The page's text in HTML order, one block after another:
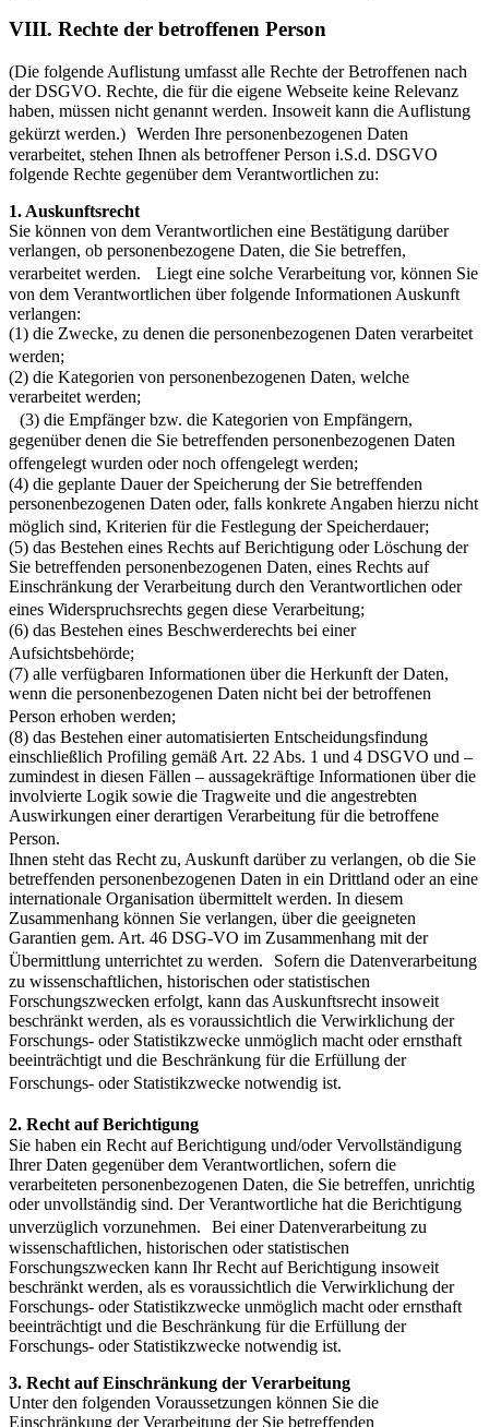
VIII. Rechte der betroffenen Person
(Die folgende Auflistung umfasst alle Rechte der Betroffenen nach
der DSGVO. Rechte, die für die eigene Webseite keine Relevanz
haben, müssen nicht genannt werden. Insoweit kann die Auflistung
gekürzt werden.) Werden Ihre personenbezogenen Daten
verarbeitet, stehen Ihnen als betroffener Person i.S.d. DSGVO
folgende Rechte gegenüber dem Verantwortlichen zu:
1. Auskunftsrecht
Sie können von dem Verantwortlichen eine Bestätigung darüber
verlangen, ob personenbezogene Daten, die Sie betreffen,
verarbeitet werden. Liegt eine solche Verarbeitung vor, können Sie
von dem Verantwortlichen über folgende Informationen Auskunft
verlangen:
(1) die Zwecke, zu denen die personenbezogenen Daten verarbeitet
werden;
(2) die Kategorien von personenbezogenen Daten, welche
verarbeitet werden;
(3) die Empfänger bzw. die Kategorien von Empfängern,
gegenüber denen die Sie betreffenden personenbezogenen Daten
offengelegt wurden oder noch offengelegt werden;
(4) die geplante Dauer der Speicherung der Sie betreffenden
personenbezogenen Daten oder, falls konkrete Angaben hierzu nicht
möglich sind, Kriterien für die Festlegung der Speicherdauer;
(5) das Bestehen eines Rechts auf Berichtigung oder Löschung der
Sie betreffenden personenbezogenen Daten, eines Rechts auf
Einschränkung der Verarbeitung durch den Verantwortlichen oder
eines Widerspruchsrechts gegen diese Verarbeitung;
(6) das Bestehen eines Beschwerderechts bei einer
Aufsichtsbehörde;
(7) alle verfügbaren Informationen über die Herkunft der Daten,
wenn die personenbezogenen Daten nicht bei der betroffenen
Person erhoben werden;
(8) das Bestehen einer automatisierten Entscheidungsfindung
einschließlich Profiling gemäß Art. 22 Abs. 1 und 4 DSGVO und –
zumindest in diesen Fällen – aussagekräftige Informationen über die
involvierte Logik sowie die Tragweite und die angestrebten
Auswirkungen einer derartigen Verarbeitung für die betroffene
Person.
Ihnen steht das Recht zu, Auskunft darüber zu verlangen, ob die Sie
betreffenden personenbezogenen Daten in ein Drittland oder an eine
internationale Organisation übermittelt werden. In diesem
Zusammenhang können Sie verlangen, über die geeigneten
Garantien gem. Art. 46 DSG-VO im Zusammenhang mit der
Übermittlung unterrichtet zu werden. Sofern die Datenverarbeitung
zu wissenschaftlichen, historischen oder statistischen
Forschungszwecken erfolgt, kann das Auskunftsrecht insoweit
beschränkt werden, als es voraussichtlich die Verwirklichung der
Forschungs- oder Statistikzwecke unmöglich macht oder ernsthaft
beeinträchtigt und die Beschränkung für die Erfüllung der
Forschungs- oder Statistikzwecke notwendig ist.
2. Recht auf Berichtigung
Sie haben ein Recht auf Berichtigung und/oder Vervollständigung
Ihrer Daten gegenüber dem Verantwortlichen, sofern die
verarbeiteten personenbezogenen Daten, die Sie betreffen, unrichtig
oder unvollständig sind. Der Verantwortliche hat die Berichtigung
unverzüglich vorzunehmen. Bei einer Datenverarbeitung zu
wissenschaftlichen, historischen oder statistischen
Forschungszwecken kann Ihr Recht auf Berichtigung insoweit
beschränkt werden, als es voraussichtlich die Verwirklichung der
Forschungs- oder Statistikzwecke unmöglich macht oder ernsthaft
beeinträchtigt und die Beschränkung für die Erfüllung der
Forschungs- oder Statistikzwecke notwendig ist.
3. Recht auf Einschränkung der Verarbeitung
Unter den folgenden Voraussetzungen können Sie die
Einschränkung der Verarbeitung der Sie betreffenden